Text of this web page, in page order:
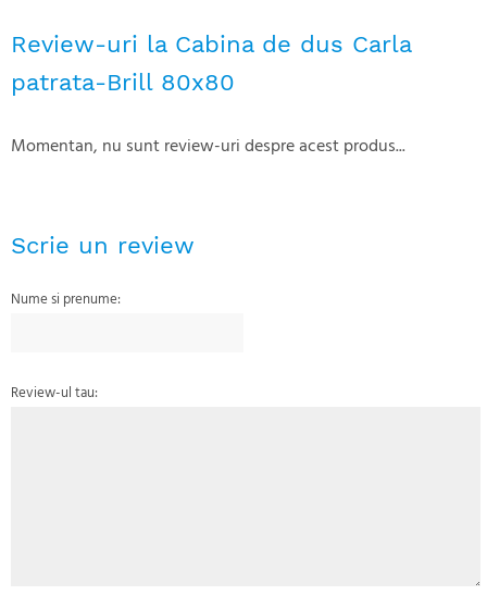
Review-uri la Cabina de dus Carla
patrata-Brill 80x80
Momentan, nu sunt review-uri despre acest produs...
Scrie un review
Nume si prenume:
Review-ul tau: